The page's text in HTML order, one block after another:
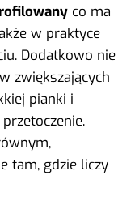
co ma
w praktyce
Dodatkowo nie
zwiększających
pianki i
tam, gdzie liczy